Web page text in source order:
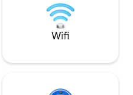
avskildhet och
promenad till
att de önskar att
än en dag!
Wifi